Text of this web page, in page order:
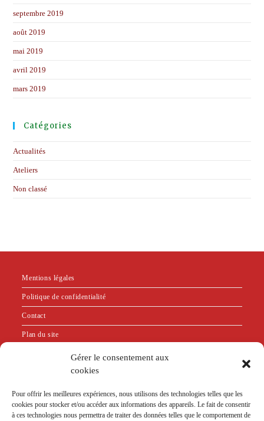
Gérer le consentement aux
cookies
Pour offrir les meilleures expériences, nous utilisons des technologies telles que les
cookies pour stocker et/ou accéder aux informations des appareils. Le fait de consentir
à ces technologies nous permettra de traiter des données telles que le comportement de
septembre 2019
août 2019
mai 2019
avril 2019
mars 2019
Catégories
Actualités
Ateliers
Non classé
Mentions légales
Politique de confidentialité
Contact
Plan du site
"Bien que n'exerçant plus la psychothérapie relationnelle,
sympathisante. En effet, je m'appuie sur leur code de
déontologie pour définir l'éthique que je souhaite respecter